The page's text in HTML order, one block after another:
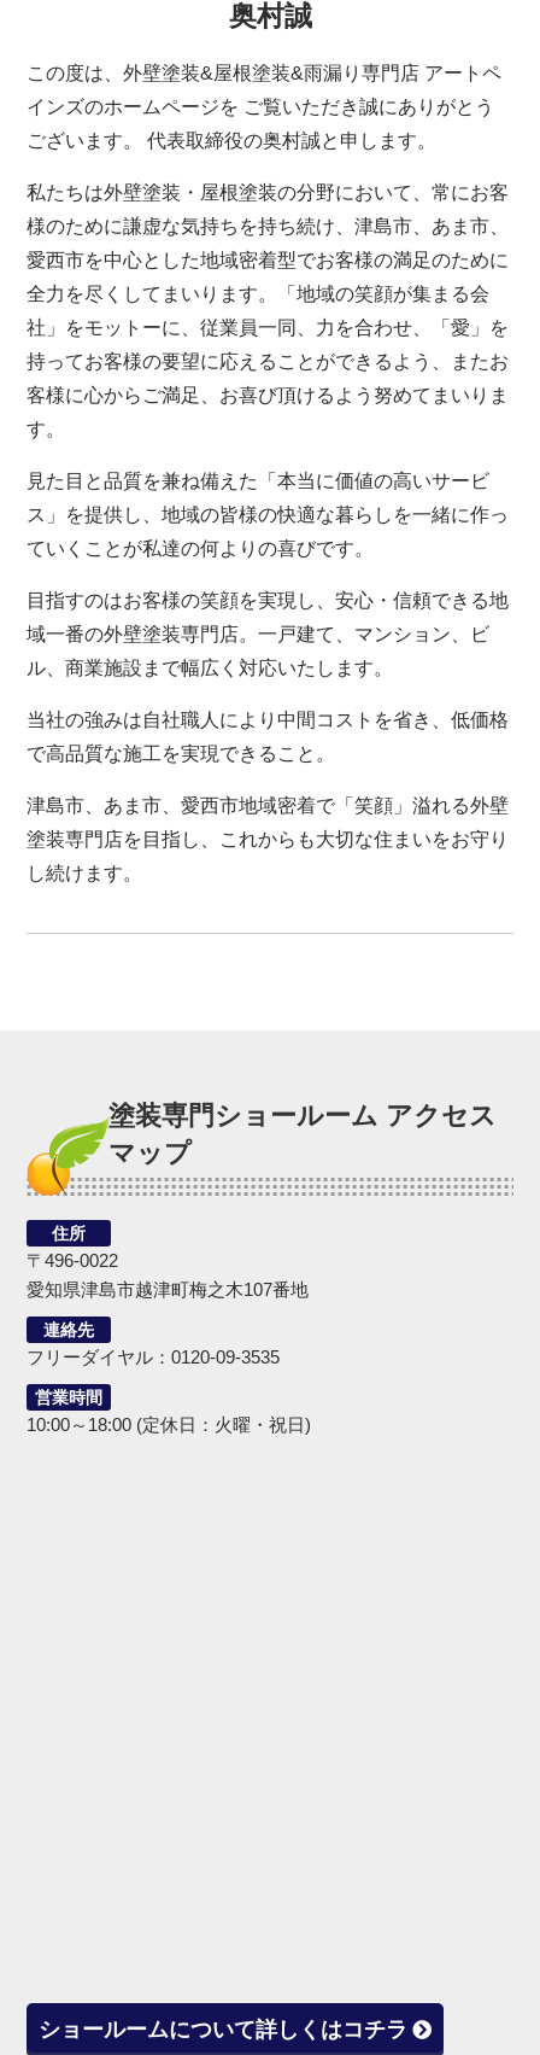
奥村誠
この度は、外壁塗装&屋根塗装&雨漏り専門店 アートペ
インズのホームページを ご覧いただき誠にありがとう
ございます。 代表取締役の奥村誠と申します。
私たちは外壁塗装・屋根塗装の分野において、常にお客
様のために謙虚な気持ちを持ち続け、津島市、あま市、
愛西市を中心とした地域密着型でお客様の満足のために
全力を尽くしてまいります。「地域の笑顔が集まる会
社」をモットーに、従業員一同、力を合わせ、「愛」を
持ってお客様の要望に応えることができるよう、またお
客様に心からご満足、お喜び頂けるよう努めてまいりま
す。
見た目と品質を兼ね備えた「本当に価値の高いサービ
ス」を提供し、地域の皆様の快適な暮らしを一緒に作っ
ていくことが私達の何よりの喜びです。
目指すのはお客様の笑顔を実現し、安心・信頼できる地
域一番の外壁塗装専門店。一戸建て、マンション、ビ
ル、商業施設まで幅広く対応いたします。
当社の強みは自社職人により中間コストを省き、低価格
で高品質な施工を実現できること。
津島市、あま市、愛西市地域密着で「笑顔」溢れる外壁
塗装専門店を目指し、これからも大切な住まいをお守り
し続けます。
塗装専門ショールーム アクセス
マップ
住所
〒496-0022
愛知県津島市越津町梅之木107番地
連絡先
フリーダイヤル：0120-09-3535
営業時間
10:00～18:00 (定休日：火曜・祝日)
ショールームについて詳しくはコチラ